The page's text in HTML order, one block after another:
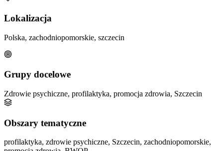
Lokalizacja
Polska, zachodniopomorskie, szczecin
Grupy docelowe
Zdrowie psychiczne, profilaktyka, promocja zdrowia, Szczecin
Obszary tematyczne
profilaktyka, zdrowie psychiczne, Szczecin, zachodniopomorskie,